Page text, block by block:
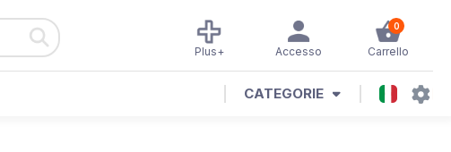
0
Carrello
Accesso
Plus+
CATEGORIE